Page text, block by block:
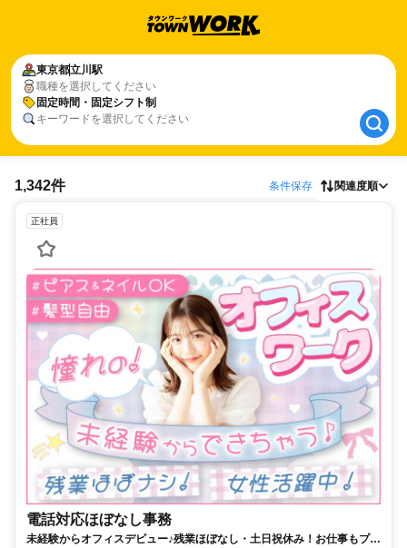
東京都立川駅
職種を選択してください
固定時間・固定シフト制
キーワードを選択してください
東京都立川駅
固定時間・固定シフト制
1,342件 条件保存 関連度順
正社員
電話対応ほぼなし事務
未経験からオフィスデビュー♪残業ほぼなし・土日祝休み！お仕事もプラ